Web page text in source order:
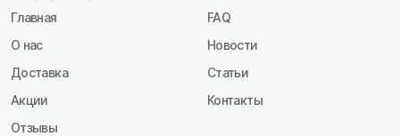
Главная
О нас
Доставка
Акции
Отзывы
FAQ
Новости
Статьи
Контакты